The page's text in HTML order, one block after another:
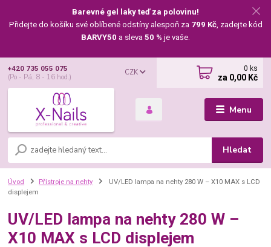
Barevné gel laky teď za polovinu!
Přidejte do košíku své oblíbené odstíny alespoň za 799 Kč, zadejte kód
BARVY50 a sleva 50 % je vaše.
Menu
CZK
Hledat
+420 735 055 075
(Po - Pá, 8 - 16 hod.)
0 ks
za 0,00 Kč
Úvod Přístroje na nehty
UV/LED lampa na nehty 280 W – X10 MAX s LCD
displejem
UV/LED lampa na nehty 280 W –
X10 MAX s LCD displejem